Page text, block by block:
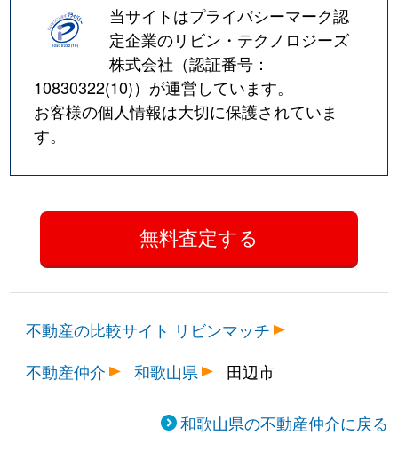
当サイトはプライバシーマーク認
定企業のリビン・テクノロジーズ
株式会社（認証番号：
10830322(10)）が運営しています。
お客様の個人情報は大切に保護されていま
す。
不動産の比較サイト リビンマッチ
不動産仲介
和歌山県 田辺市
和歌山県の不動産仲介に戻る